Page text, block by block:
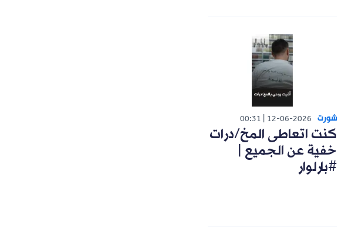
شورت 12-06-2026
00:31
كنت اتعاطى المخ/درات
خفية عن الجميع |
#بارلوار